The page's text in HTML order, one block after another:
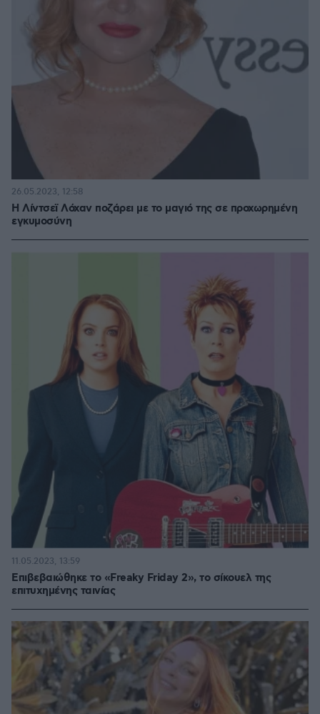
Η Λίντσεϊ Λόχαν ποζάρει με το μαγιό της σε προχωρημένη
εγκυμοσύνη
26.05.2023, 12:58
Επιβεβαιώθηκε το «Freaky Friday 2», το σίκουελ της
επιτυχημένης ταινίας
11.05.2023, 13:59